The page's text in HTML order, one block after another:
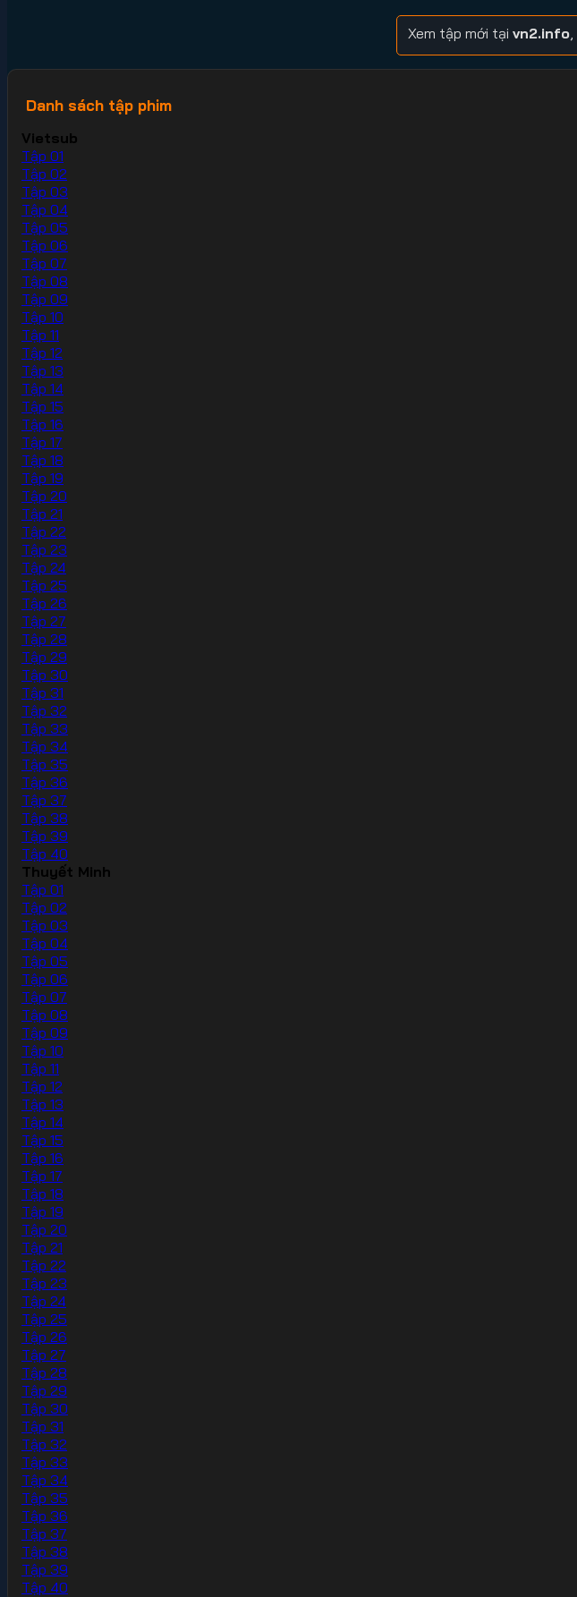
Xem tập mới tại vn2.info
Danh sách tập phim
Vietsub
Tập 01
Tập 02
Tập 03
Tập 04
Tập 05
Tập 06
Tập 07
Tập 08
Tập 09
Tập 10
Tập 11
Tập 12
Tập 13
Tập 14
Tập 15
Tập 16
Tập 17
Tập 18
Tập 19
Tập 20
Tập 21
Tập 22
Tập 23
Tập 24
Tập 25
Tập 26
Tập 27
Tập 28
Tập 29
Tập 30
Tập 31
Tập 32
Tập 33
Tập 34
Tập 35
Tập 36
Tập 37
Tập 38
Tập 39
Tập 40
Thuyết Minh
Tập 01
Tập 02
Tập 03
Tập 04
Tập 05
Tập 06
Tập 07
Tập 08
Tập 09
Tập 10
Tập 11
Tập 12
Tập 13
Tập 14
Tập 15
Tập 16
Tập 17
Tập 18
Tập 19
Tập 20
Tập 21
Tập 22
Tập 23
Tập 24
Tập 25
Tập 26
Tập 27
Tập 28
Tập 29
Tập 30
Tập 31
Tập 32
Tập 33
Tập 34
Tập 35
Tập 36
Tập 37
Tập 38
Tập 39
Tập 40